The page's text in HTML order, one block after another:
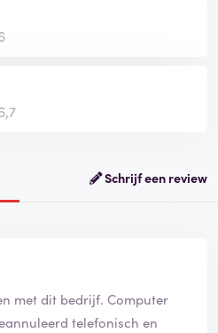
Schrijf een review
met dit bedrijf. Computer
telefonisch en